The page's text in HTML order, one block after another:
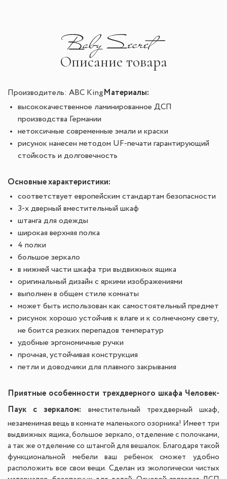
Описание товара
Производитель: ABC KingМатериалы:
высококачественное ламинированное ДСП
производства Германии
нетоксичные современные эмали и краски
рисунок нанесен методом UF-печати гарантирующий
стойкость и долговечность
Основные характеристики:
соответствует европейским стандартам безопасности
3-х дверный вместительный шкаф
штанга для одежды
широкая верхняя полка
4 полки
большое зеркало
в нижней части шкафа три выдвижных ящика
оригинальный дизайн с яркими изображениями
выполнен в общем стиле комнаты
может быть использован как самостоятельный предмет
рисунок хорошо устойчив к влаге и к солнечному свету,
не боится резких перепадов температур
удобные эргономичные ручки
прочная, устойчивая конструкция
петли и доводчики для плавного закрывания
Приятные особенности трехдверного шкафа Человек-
Паук с зеркалом: вместительный трехдверный шкаф,
незаменимая вещь в комнате маленького озорника! Имеет три
выдвижных ящика, большое зеркало, отделение с полочками,
а так же отделение со штангой для вешалок. Благодаря такой
функциональной мебели ваш ребенок сможет удобно
расположить все свои вещи. Сделан из экологически чистых